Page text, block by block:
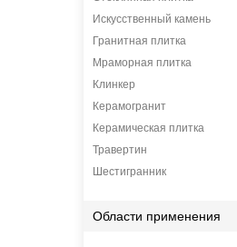
Искусственный камень
Гранитная плитка
Мраморная плитка
Клинкер
Керамогранит
Керамическая плитка
Травертин
Шестигранник
Области применения